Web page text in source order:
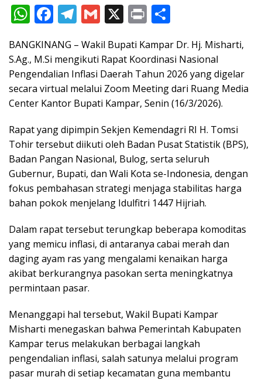
W
h
at
s
A
p
p
F
ac
e
b
o
o
k
T
el
e
gr
a
m
G
m
ai
l
X Pr
in
t ar
e
BANGKINANG – Wakil Bupati Kampar Dr. Hj. Misharti,
S.Ag., M.Si mengikuti Rapat Koordinasi Nasional
Pengendalian Inflasi Daerah Tahun 2026 yang digelar
secara virtual melalui Zoom Meeting dari Ruang Media
Center Kantor Bupati Kampar, Senin (16/3/2026).
Rapat yang dipimpin Sekjen Kemendagri RI H. Tomsi
Tohir tersebut diikuti oleh Badan Pusat Statistik (BPS),
Badan Pangan Nasional, Bulog, serta seluruh
Gubernur, Bupati, dan Wali Kota se-Indonesia, dengan
fokus pembahasan strategi menjaga stabilitas harga
bahan pokok menjelang Idulfitri 1447 Hijriah.
Dalam rapat tersebut terungkap beberapa komoditas
yang memicu inflasi, di antaranya cabai merah dan
daging ayam ras yang mengalami kenaikan harga
akibat berkurangnya pasokan serta meningkatnya
permintaan pasar.
Menanggapi hal tersebut, Wakil Bupati Kampar
Misharti menegaskan bahwa Pemerintah Kabupaten
Kampar terus melakukan berbagai langkah
pengendalian inflasi, salah satunya melalui program
pasar murah di setiap kecamatan guna membantu